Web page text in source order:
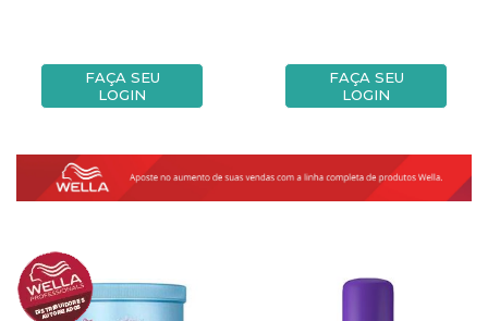
FAÇA SEU
LOGIN
FAÇA SEU
LOGIN